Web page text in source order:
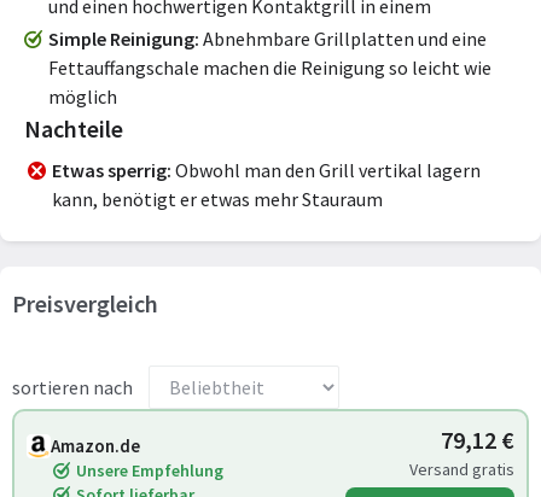
und einen hochwertigen Kontaktgrill in einem
Simple Reinigung Abnehmbare Grillplatten und eine
Fettauffangschale machen die Reinigung so leicht wie
möglich
Nachteile
Etwas sperrig Obwohl man den Grill vertikal lagern
kann, benötigt er etwas mehr Stauraum
Preisvergleich
sortieren nach
Amazon.de
Unsere Empfehlung
79,12 €
Versand gratis